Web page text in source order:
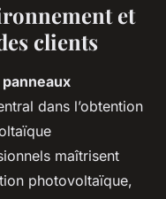
et
clients
dans l’obtention
maîtrisent
photovoltaïque,